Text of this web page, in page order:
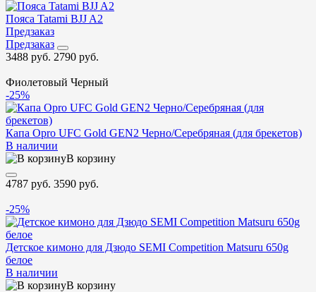
Пояса Tatami BJJ A2
Предзаказ
Предзаказ
3488 руб. 2790 руб.
Фиолетовый Черный
-25%
Капа Opro UFC Gold GEN2 Черно/Серебряная (для брекетов)
В наличии
В корзину
4787 руб. 3590 руб.
-25%
Детское кимоно для Дзюдо SEMI Competition Matsuru 650g
белое
В наличии
В корзину